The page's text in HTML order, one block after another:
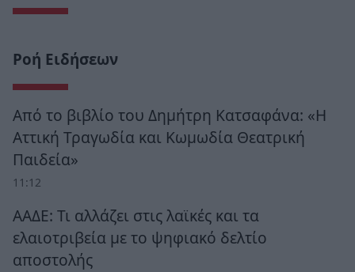
Ροή Ειδήσεων
Από το βιβλίο του Δημήτρη Κατσαφάνα: «Η
Αττική Τραγωδία και Κωμωδία Θεατρική
Παιδεία»
11:12
ΑΑΔΕ: Τι αλλάζει στις λαϊκές και τα
ελαιοτριβεία με το ψηφιακό δελτίο
αποστολής